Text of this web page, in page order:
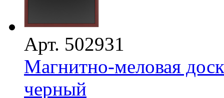
Арт. 502931
Магнитно-меловая
черный